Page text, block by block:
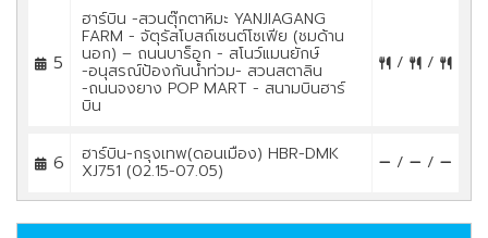
5
ฮาร์บิน -สวนตุ๊กตาหิมะ YANJIAGANG
FARM - จัตุรัสโบสถ์เซนต์โซเฟีย (ชมด้าน
นอก) – ถนนบาร็อก - สโนว์แมนยักษ์
-อนุสรณ์ป้องกันน้ำท่วม- สวนสตาลิน
-ถนนจงยาง POP MART - สนามบินฮาร์
บิน
/ /
6 ฮาร์บิน-กรุงเทพ(ดอนเมือง) HBR-DMK
XJ751 (02.15-07.05) / /